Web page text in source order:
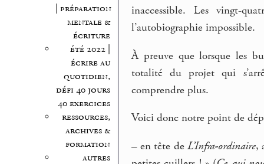
| préparation
mentale &
écriture
été 2022 |
écrire au
quotidien,
défi 40 jours
40 exercices
ressources,
archives &
formation
autres
inaccessible. Les vingt-
l’autobiographie impossible.
À preuve que lorsque les
totalité du projet qui
comprendre plus.
Voici donc notre point de
– en tête de L’Infra-ordinaire,